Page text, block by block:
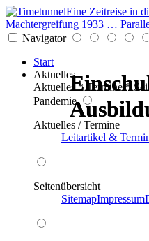
Eine Zeitreise in
Machtergreifung 1933 …
Navigator
Start
Aktuelles
Aktuelles * Termine *
Pandemie
Aktuelles / Termine
Leitartikel &
Seitenübersicht
SitemapImpressum